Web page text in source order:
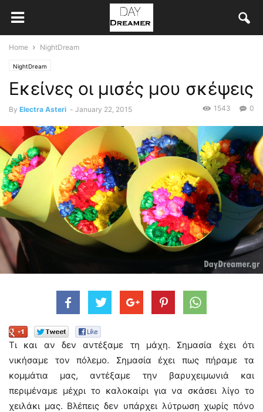
Home NightDream
NightDream
Εκείνες οι μισές μου σκέψεις
By Electra Asteri - January 22, 2015 0
1543
Τι και αν δεν αντέξαμε τη μάχη. Σημασία έχει ότι
νικήσαμε τον πόλεμο. Σημασία έχει πως πήραμε τα
κομμάτια μας, αντέξαμε την βαρυχειμωνιά και
περιμέναμε μέχρι το καλοκαίρι για να σκάσει λίγο το
χειλάκι μας. Βλέπεις δεν υπάρχει λύτρωση χωρίς πόνο